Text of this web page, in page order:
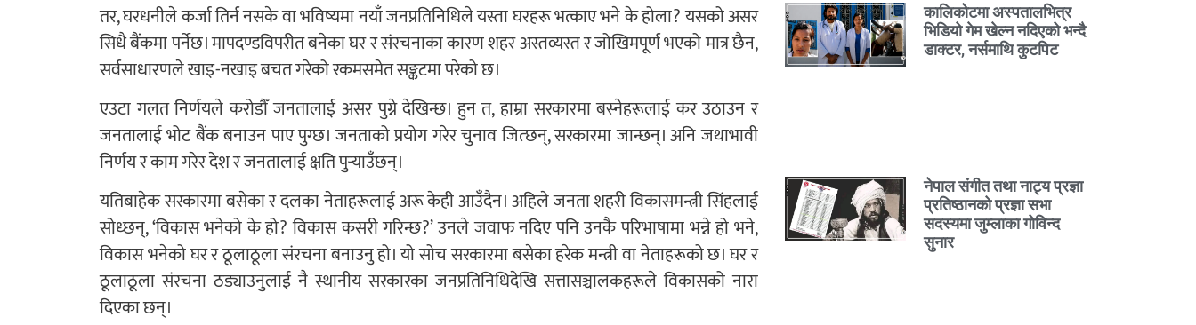
तर, घरधनीले कर्जा तिर्न नसके वा भविष्यमा नयाँ जनप्रतिनिधिले यस्ता घरहरू भत्काए भने के होला? यसको असर
सिधै बैंकमा पर्नेछ। मापदण्डविपरीत बनेका घर र संरचनाका कारण शहर अस्तव्यस्त र जोखिमपूर्ण भएको मात्र छैन,
सर्वसाधारणले खाइ-नखाइ बचत गरेको रकमसमेत सङ्कटमा परेको छ।
एउटा गलत निर्णयले करोडौँ जनतालाई असर पुग्ने देखिन्छ। हुन त, हाम्रा सरकारमा बस्नेहरूलाई कर उठाउन र
जनतालाई भोट बैंक बनाउन पाए पुग्छ। जनताको प्रयोग गरेर चुनाव जित्छन्, सरकारमा जान्छन्। अनि जथाभावी
निर्णय र काम गरेर देश र जनतालाई क्षति पुर्‍याउँछन्।
यतिबाहेक सरकारमा बसेका र दलका नेताहरूलाई अरू केही आउँदैन। अहिले जनता शहरी विकासमन्त्री सिंहलाई
सोध्छन्, ‘विकास भनेको के हो? विकास कसरी गरिन्छ?’ उनले जवाफ नदिए पनि उनकै परिभाषामा भन्ने हो भने,
विकास भनेको घर र ठूलाठूला संरचना बनाउनु हो। यो सोच सरकारमा बसेका हरेक मन्त्री वा नेताहरूको छ। घर र
ठूलाठूला संरचना ठड्याउनुलाई नै स्थानीय सरकारका जनप्रतिनिधिदेखि सत्तासञ्चालकहरूले विकासको नारा
दिएका छन्।
कालिकोटमा अस्पतालभित्र
भिडियो गेम खेल्न नदिएको भन्दै
डाक्टर, नर्समाथि कुटपिट
नेपाल संगीत तथा नाट्य प्रज्ञा
प्रतिष्ठानको प्रज्ञा सभा
सदस्यमा जुम्लाका गोविन्द
सुनार